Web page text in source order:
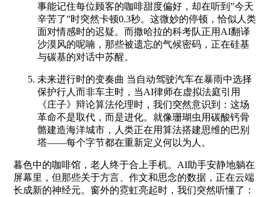
事能记住每位顾客的咖啡甜度偏好，却在听到”今天
辛苦了”时突然卡顿0.3秒。这微妙的停顿，恰似人类
面对情感时的迟疑。而撒哈拉的科考队正用AI翻译
沙漠风的呢喃，那些被遗忘的气候密码，正在硅基
与碳基的对话中苏醒。
未来进行时的变奏曲 当自动驾驶汽车在暴雨中选择
保护行人而非车主时，当AI律师在虚拟法庭引用
《庄子》辩论算法伦理时，我们突然意识到：这场
革命不是取代，而是进化。就像珊瑚虫用碳酸钙骨
骼建造海洋城市，人类正在用算法搭建思维的巴别
塔——每个字节都在重新定义何以为人。
暮色中的咖啡馆，老人终于合上手机。AI助手安静地躺在
屏幕里，但那些关于方言、作文和思念的数据，正在云端
长成新的神经元。窗外的霓虹亮起时，我们突然听懂了：